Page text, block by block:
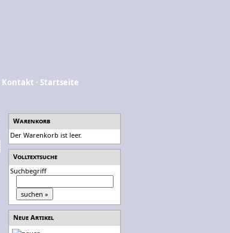
Kontakt · Startseite
Warenkorb
Der Warenkorb ist leer.
Volltextsuche
Suchbegriff
Neue Artikel